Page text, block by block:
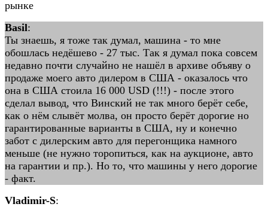
рынке
Basil:
Ты знаешь, я тоже так думал, машина - то мне
обошлась недёшево - 27 тыс. Так я думал пока совсем
недавно почти случайно не нашёл в архиве объяву о
продаже моего авто дилером в США - оказалось что
она в США стоила 16 000 USD (!!!) - после этого
сделал вывод, что Винский не так много берёт себе,
как о нём слывёт молва, он просто берёт дорогие но
гарантированные варианты в США, ну и конечно
забот с дилерским авто для перегонщика намного
меньше (не нужно торопиться, как на аукционе, авто
на гарантии и пр.). Но то, что машины у него дорогие
- факт.
Vladimir-S: